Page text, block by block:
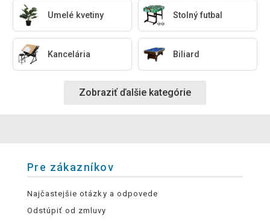
Umelé kvetiny Stolný futbal
Kancelária Biliard
Zobraziť ďalšie kategórie
Pre zákazníkov
Najčastejšie otázky a odpovede
Odstúpiť od zmluvy